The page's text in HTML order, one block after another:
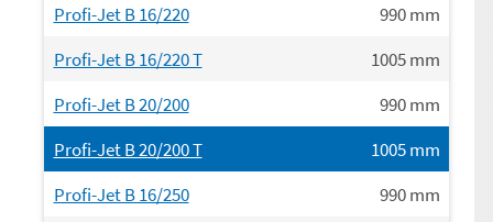
Profi-Jet B 16/220
990mm
Profi-Jet B 16/220 T
1005mm
Profi-Jet B 20/200
990mm
Profi-Jet B 20/200 T
1005mm
Profi-Jet B 16/250
990mm